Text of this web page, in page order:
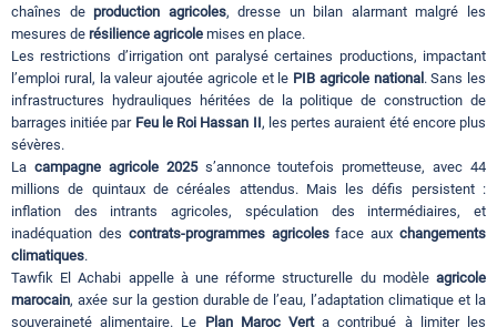
chaînes deproduction agricoles, dresse un bilan alarmant malgré les
mesures de résilience agricole mises en place.
Les restrictions d’irrigation ont paralysé certaines productions, impactant
l’emploi rural, la valeur ajoutée agricole et le PIB agricole national . Sans les
infrastructures hydrauliques héritées de la politique de construction de
barrages initiée par Feu le Roi Hassan II, les pertes auraient été encore plus
sévères.
La campagne agricole 2025s’annonce toutefois prometteuse, avec 44
millions de quintaux de céréales attendus. Mais les défis persistent :
inflation des intrants agricoles, spéculation des intermédiaires, et
inadéquation des contrats-programmes agricolesface auxchangements
climatiques.
Tawfik El Achabi appelle à une réforme structurelle du modèleagricole
marocain, axée sur la gestion durable de l’eau, l’adaptation climatique et la
souveraineté alimentaire. Le Plan Maroc Verta contribué à limiter les